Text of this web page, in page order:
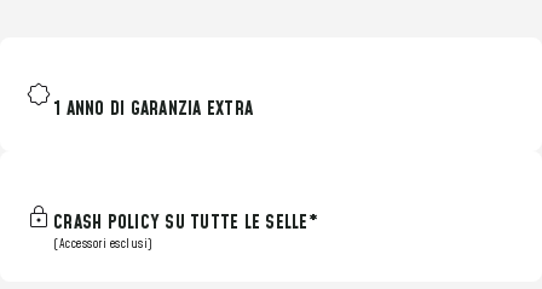
1 ANNO DI GARANZIA EXTRA
CRASH POLICY SU TUTTE LE SELLE*
(Accessori esclusi)